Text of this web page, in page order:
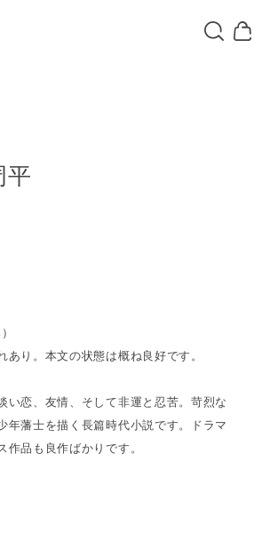
平
り。本文の状態は概ね良好です。
い恋、友情、そして非運と忍苦。苛烈な
年藩士を描く長篇時代小説です。ドラマ
品も良作ばかりです。